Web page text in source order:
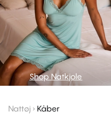
Shop Natkjole
Nattøj Kåber